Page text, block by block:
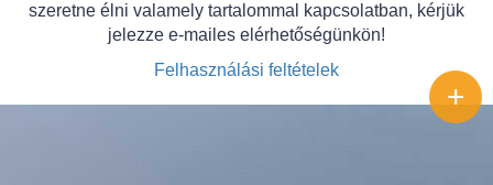
szeretne élni valamely tartalommal kapcsolatban, kérjük
jelezze e-mailes elérhetőségünkön!
Felhasználási feltételek
+